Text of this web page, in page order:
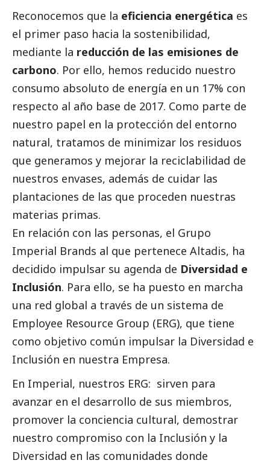
Reconocemos que la eficiencia energética es
el primer paso hacia la sostenibilidad,
mediante la reducción de las emisiones de
carbono. Por ello, hemos reducido nuestro
consumo absoluto de energía en un 17% con
respecto al año base de 2017. Como parte de
nuestro papel en la protección del entorno
natural, tratamos de minimizar los residuos
que generamos y mejorar la reciclabilidad de
nuestros envases, además de cuidar las
plantaciones de las que proceden nuestras
materias primas.
En relación con las personas, el Grupo
Imperial Brands al que pertenece Altadis, ha
decidido impulsar su agenda de Diversidad e
Inclusión. Para ello, se ha puesto en marcha
una red global a través de un sistema de
Employee Resource Group (ERG), que tiene
como objetivo común impulsar la Diversidad e
Inclusión en nuestra Empresa.
En Imperial, nuestros ERG: sirven para
avanzar en el desarrollo de sus miembros,
promover la conciencia cultural, demostrar
nuestro compromiso con la Inclusión y la
Diversidad en las comunidades donde